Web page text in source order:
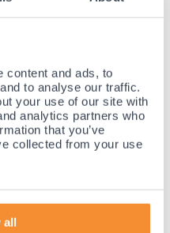
content and ads, to
to analyse our traffic.
your use of our site with
analytics partners who
that you’ve
collected from your use
all
goedkoper!